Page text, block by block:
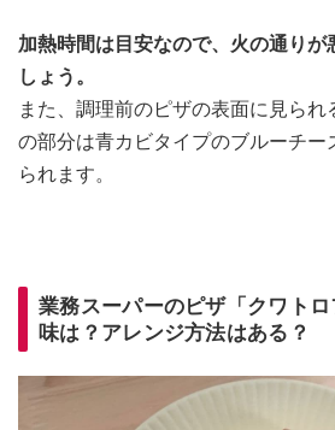
加熱時間は目安なので、火の通りが
しょう。
また、調理前のピザの表面に見ら
の部分は青カビタイプのブルーチー
られます。
業務スーパーのピザ「クワト
味は？アレンジ方法はある？